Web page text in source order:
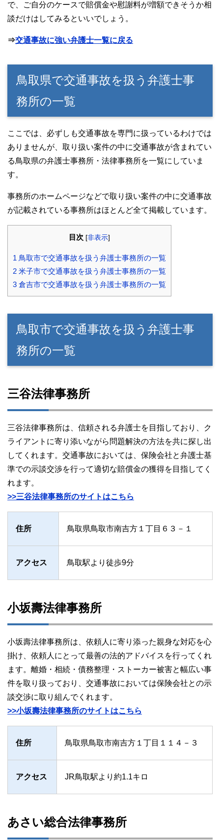
で、ご自分のケースで賠償金や慰謝料が増額できそうか相
談だけはしてみるといいでしょう。
⇒交通事故に強い弁護士一覧に戻る
鳥取県で交通事故を扱う弁護士事
務所の一覧
ここでは、必ずしも交通事故を専門に扱っているわけでは
ありませんが、取り扱い案件の中に交通事故が含まれてい
る鳥取県の弁護士事務所・法律事務所を一覧にしていま
す。
事務所のホームページなどで取り扱い案件の中に交通事故
が記載されている事務所はほとんど全て掲載しています。
目次 [非表示]
1 鳥取市で交通事故を扱う弁護士事務所の一覧
2 米子市で交通事故を扱う弁護士事務所の一覧
3 倉吉市で交通事故を扱う弁護士事務所の一覧
鳥取市で交通事故を扱う弁護士事
務所の一覧
三谷法律事務所
三谷法律事務所は、信頼される弁護士を目指しており、ク
ライアントに寄り添いながら問題解決の方法を共に探し出
してくれます。交通事故においては、保険会社と弁護士基
準での示談交渉を行って適切な賠償金の獲得を目指してく
れます。
>>三谷法律事務所のサイトはこちら
住所 鳥取県鳥取市南吉方１丁目６３－１
アクセス 鳥取駅より徒歩9分
小坂壽法律事務所
小坂壽法律事務所は、依頼人に寄り添った親身な対応を心
掛け、依頼人にとって最善の法的アドバイスを行ってくれ
ます。離婚・相続・債務整理・ストーカー被害と幅広い事
件を取り扱っており、交通事故においては保険会社との示
談交渉に取り組んでくれます。
>>小坂壽法律事務所のサイトはこちら
住所 鳥取県鳥取市南吉方１丁目１１４－３
アクセス JR鳥取駅より約1.1キロ
あさい総合法律事務所